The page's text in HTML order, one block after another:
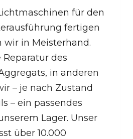
für den
fertigen
wir in Meisterhand.
des
in anderen
– je nach Zustand
– ein passendes
Lager. Unser
über 10.000